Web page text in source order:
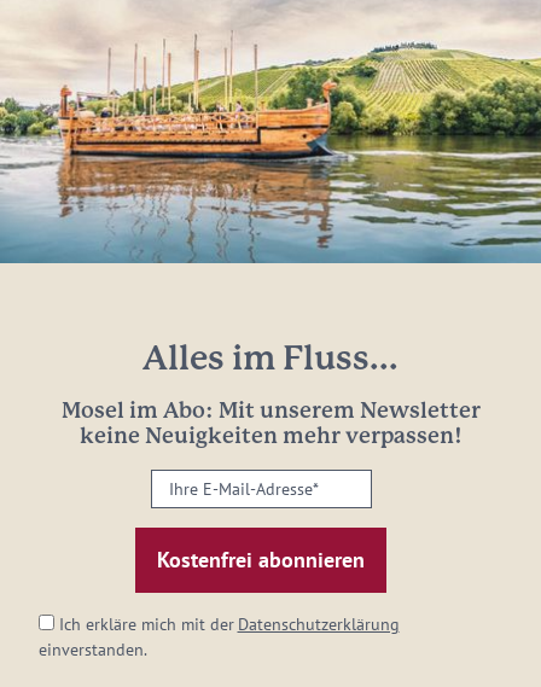
Alles im Fluss...
Mosel im Abo: Mit unserem Newsletter
keine Neuigkeiten mehr verpassen!
Ihre
E-
Mail-
Adresse:
Ich erkläre mich mit der Datenschutzerklärung
einverstanden.